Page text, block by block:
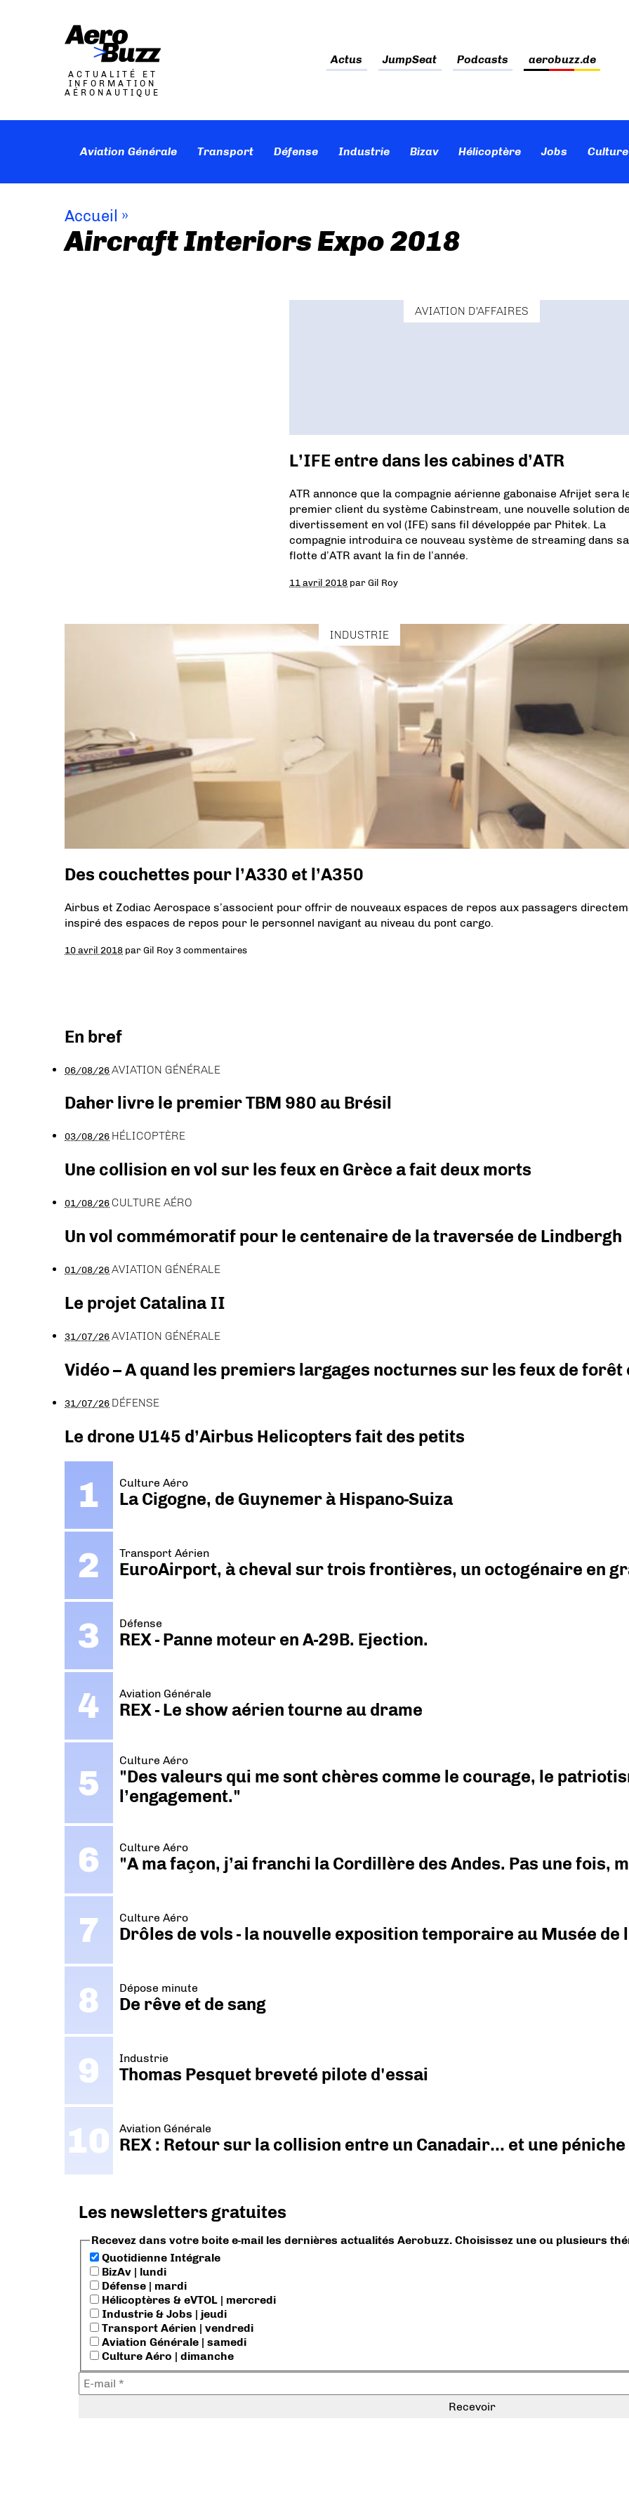
ACTUALITÉ ET
INFORMATION
AÉRONAUTIQUE
Actus JumpSeat Podcasts aerobuzz.de
Aviation Générale Transport Défense Industrie Bizav Hélicoptère Jobs
Accueil »
Aircraft Interiors Expo 2018
AVIATION D'AFFAIRES
L’IFE entre dans les cabines d’ATR
ATR annonce que la compagnie aérienne gabonaise Afrijet sera
premier client du système Cabinstream, une nouvelle solution
divertissement en vol (IFE) sans fil développée par Phitek. La
compagnie introduira ce nouveau système de streaming dans sa
flotte d’ATR avant la fin de l’année.
11 avril 2018 parGil Roy
INDUSTRIE
Des couchettes pour l’A330 et l’A350
Airbus et Zodiac Aerospace s’associent pour offrir de nouveaux espaces de repos aux passagers
inspiré des espaces de repos pour le personnel navigant au niveau du pont cargo.
10 avril 2018 parGil Roy3 commentaires
En bref
06/08/26AVIATION GÉNÉRALE
Daher livre le premier TBM 980 au Brésil
03/08/26 HÉLICOPTÈRE
Une collision en vol sur les feux en Grèce a fait deux morts
01/08/26 CULTURE AÉRO
Un vol commémoratif pour le centenaire de la traversée de Lindbergh
01/08/26AVIATION GÉNÉRALE
Le projet Catalina II
31/07/26AVIATION GÉNÉRALE
Vidéo – A quand les premiers largages nocturnes sur les feux de forêt
31/07/26 DÉFENSE
Le drone U145 d’Airbus Helicopters fait des petits
Culture Aéro
La Cigogne, de Guynemer à Hispano-Suiza
Transport Aérien
EuroAirport, à cheval sur trois frontières, un octogénaire en
Défense
REX - Panne moteur en A-29B. Ejection.
Aviation Générale
REX - Le show aérien tourne au drame
Culture Aéro
"Des valeurs qui me sont chères comme le courage, le
l’engagement."
Culture Aéro
"A ma façon, j’ai franchi la Cordillère des Andes. Pas une fois,
Culture Aéro
Drôles de vols - la nouvelle exposition temporaire au Musée de
Dépose minute
De rêve et de sang
Industrie
Thomas Pesquet breveté pilote d'essai
Aviation Générale
REX : Retour sur la collision entre un Canadair… et une péniche
Les newsletters gratuites
Recevez dans votre boite e-mail les dernières actualités Aerobuzz. Choisissez une ou plusieurs
Quotidienne Intégrale
BizAv | lundi
Défense | mardi
Hélicoptères & eVTOL | mercredi
Industrie & Jobs | jeudi
Transport Aérien | vendredi
Aviation Générale | samedi
Culture Aéro | dimanche